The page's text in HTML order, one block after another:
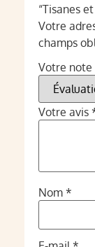
“Tisanes
Votre
champs
Votre note
Votre avis
Nom *